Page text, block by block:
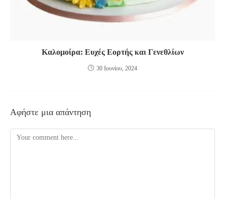
Καλομοίρα: Ευχές Εορτής και Γενεθλίων
30 Ιουνίου, 2024
Αφήστε μια απάντηση
Comment